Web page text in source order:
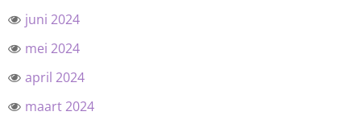
juni 2024
mei 2024
april 2024
maart 2024